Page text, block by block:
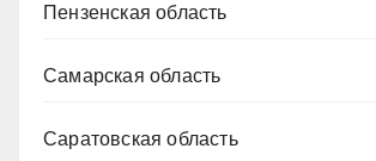
Пензенская область
Самарская область
Саратовская область